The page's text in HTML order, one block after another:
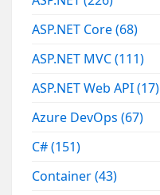
ASP.NET Core(68)
ASP.NET MVC(111)
ASP.NET Web API(17)
Azure DevOps(67)
C#(151)
Container(43)